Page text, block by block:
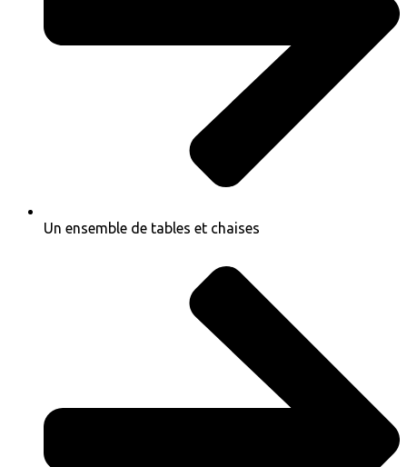
Un ensemble de tables et chaises